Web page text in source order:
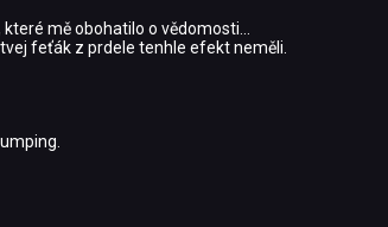
mě obohatilo o vědomosti...
feťák z prdele tenhle efekt neměli.